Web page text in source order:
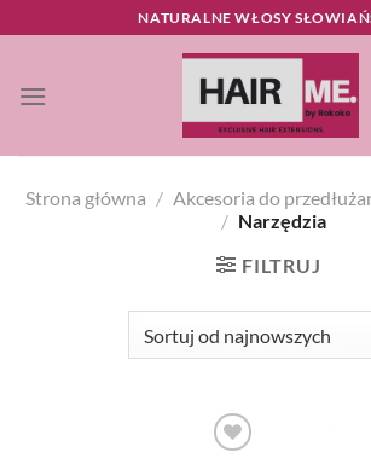
NATURALNE WŁOSY
Strona główna / Akcesoria do
/ Narzędzia
FILTRUJ